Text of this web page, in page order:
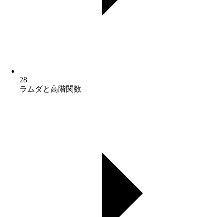
28
ラムダと高階関数